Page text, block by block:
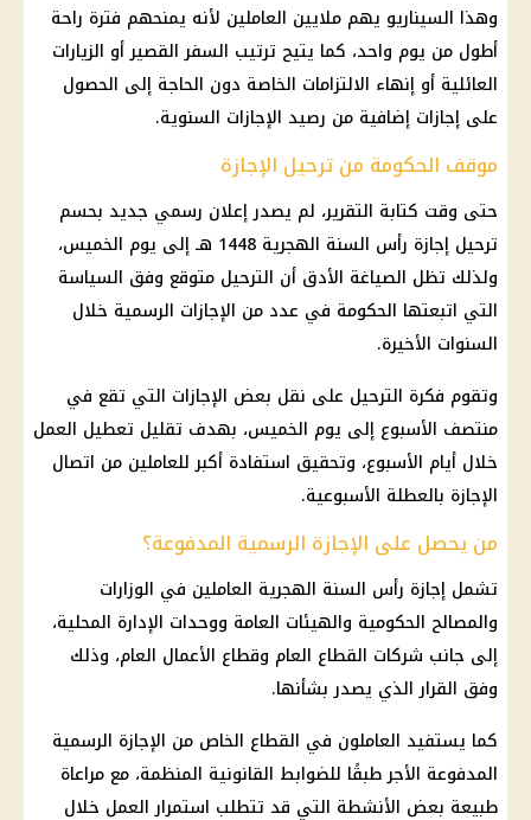
وهذا السيناريو يهم ملايين العاملين لأنه يمنحهم فترة راحة
أطول من يوم واحد، كما يتيح ترتيب السفر القصير أو الزيارات
العائلية أو إنهاء الالتزامات الخاصة دون الحاجة إلى الحصول
على إجازات إضافية من رصيد الإجازات السنوية.
موقف الحكومة من ترحيل الإجازة
حتى وقت كتابة التقرير، لم يصدر إعلان رسمي جديد بحسم
ترحيل إجازة رأس السنة الهجرية 1448 هـ إلى يوم الخميس،
ولذلك تظل الصياغة الأدق أن الترحيل متوقع وفق السياسة
التي اتبعتها الحكومة في عدد من الإجازات الرسمية خلال
السنوات الأخيرة.
وتقوم فكرة الترحيل على نقل بعض الإجازات التي تقع في
منتصف الأسبوع إلى يوم الخميس، بهدف تقليل تعطيل العمل
خلال أيام الأسبوع، وتحقيق استفادة أكبر للعاملين من اتصال
الإجازة بالعطلة الأسبوعية.
من يحصل على الإجازة الرسمية المدفوعة؟
تشمل إجازة رأس السنة الهجرية العاملين في الوزارات
والمصالح الحكومية والهيئات العامة ووحدات الإدارة المحلية،
إلى جانب شركات القطاع العام وقطاع الأعمال العام، وذلك
وفق القرار الذي يصدر بشأنها.
كما يستفيد العاملون في القطاع الخاص من الإجازة الرسمية
المدفوعة الأجر طبقًا للضوابط القانونية المنظمة، مع مراعاة
طبيعة بعض الأنشطة التي قد تتطلب استمرار العمل خلال